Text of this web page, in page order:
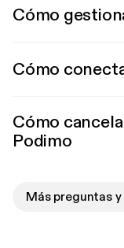
Cómo
Cómo
Cómo
Podimo
Más preguntas